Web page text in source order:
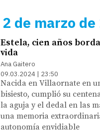
2 de marzo
Estela, cien años
vida
Ana Gaitero
09.03.2024 | 23:50
Nacida en Villaornate en
bisiesto, cumplió su
la aguja y el dedal en las
una memoria
autonomía envidiable